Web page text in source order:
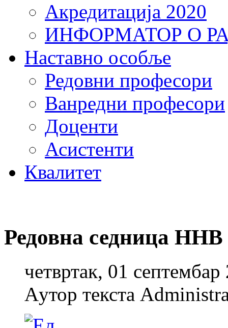
Акредитација 2020
ИНФОРМАТОР О
Наставно особље
Редовни професори
Ванредни професори
Доценти
Асистенти
Квалитет
Редовна седница ННВ
четвртак, 01 септембар
Aутор текста